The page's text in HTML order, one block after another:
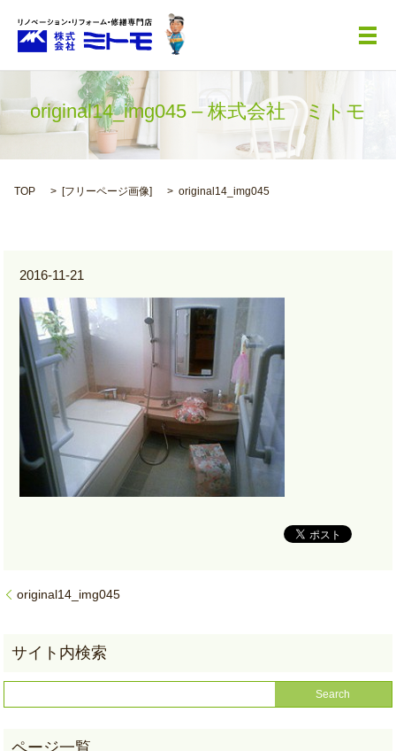
メ
original14_img045 – 株式会社 ミトモ
TOP [フリーページ画像] original14_img045
2016-11-21
original14_img045